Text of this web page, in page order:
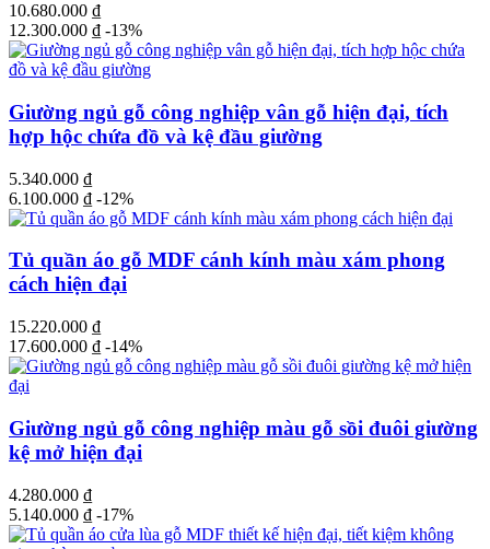
10.680.000 ₫
12.300.000 ₫ -13%
Giường ngủ gỗ công nghiệp vân gỗ hiện đại, tích
hợp hộc chứa đồ và kệ đầu giường
5.340.000 ₫
6.100.000 ₫ -12%
Tủ quần áo gỗ MDF cánh kính màu xám phong
cách hiện đại
15.220.000 ₫
17.600.000 ₫ -14%
Giường ngủ gỗ công nghiệp màu gỗ sồi đuôi giường
kệ mở hiện đại
4.280.000 ₫
5.140.000 ₫ -17%